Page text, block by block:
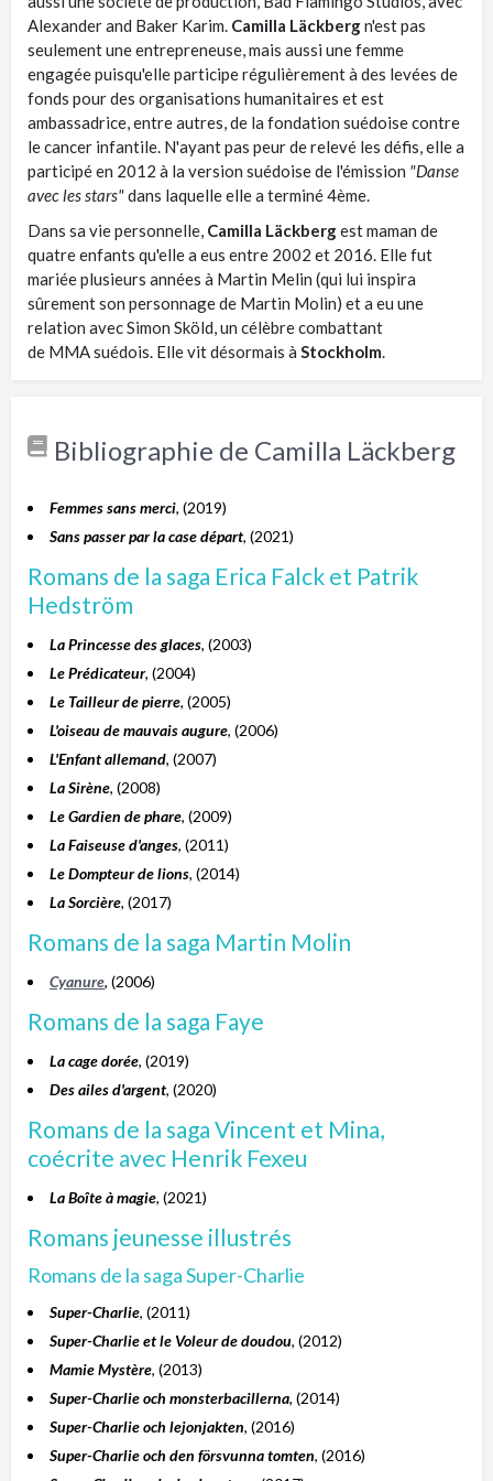
Alexander and Baker Karim. Camilla Läckbergn'est pas
seulement une entrepreneuse, mais aussi une femme
engagée puisqu'elle participe régulièrement à des levées de
fonds pour des organisations humanitaires et est
ambassadrice, entre autres, de la fondation suédoise contre
le cancer infantile. N'ayant pas peur de relevé les défis, elle a
participé en 2012 à la version suédoise de l'émission "Danse
avec les stars"dans laquelle elle a terminé 4ème.
Dans sa vie personnelle, Camilla Läckbergest maman de
quatre enfants qu'elle a eus entre 2002 et 2016. Elle fut
mariée plusieurs années à Martin Melin (qui lui inspira
sûrement son personnage de Martin Molin) et a eu une
relation avec Simon Sköld, un célèbre combattant
de MMA suédois. Elle vit désormais à Stockholm
Bibliographie de Camilla Läckberg
Femmes sans merci, (2019)
Sans passer par la case départ, (2021)
Romans de la saga Erica Falck et Patrik
Hedström
La Princesse des glaces, (2003)
Le Prédicateur, (2004)
Le Tailleur de pierre, (2005)
L'oiseau de mauvais augure, (2006)
L'Enfant allemand, (2007)
La Sirène, (2008)
Le Gardien de phare, (2009)
La Faiseuse d'anges, (2011)
Le Dompteur de lions, (2014)
La Sorcière, (2017)
Romans de la saga Martin Molin
Cyanure, (2006)
Romans de la saga Faye
La cage dorée, (2019)
Des ailes d'argent, (2020)
Romans de la saga Vincent et Mina,
coécrite avec Henrik Fexeu
La Boîte à magie, (2021)
Romans jeunesse illustrés
Romans de la saga Super-Charlie
Super-Charlie, (2011)
Super-Charlie et le Voleur de doudou, (2012)
Mamie Mystère, (2013)
Super-Charlie och monsterbacillerna, (2014)
Super-Charlie och lejonjakten, (2016)
Super-Charlie och den försvunna tomten, (2016)